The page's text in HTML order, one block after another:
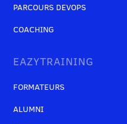
PARCOURS DEVOPS
COACHING
EAZYTRAINING
FORMATEURS
ALUMNI